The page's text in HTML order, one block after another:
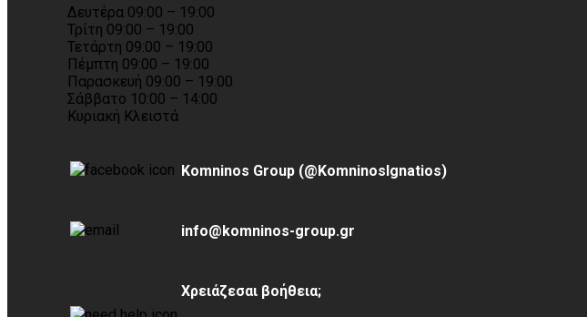
Δευτέρα 09:00 – 19:00
Τρίτη 09:00 – 19:00
Τετάρτη 09:00 – 19:00
Πέμπτη 09:00 – 19:00
Παρασκευή 09:00 – 19:00
Σάββατο 10:00 – 14:00
Κυριακή Κλειστά
Komninos Group (@KomninosIgnatios)
info@komninos-group.gr
Χρειάζεσαι βοήθεια;